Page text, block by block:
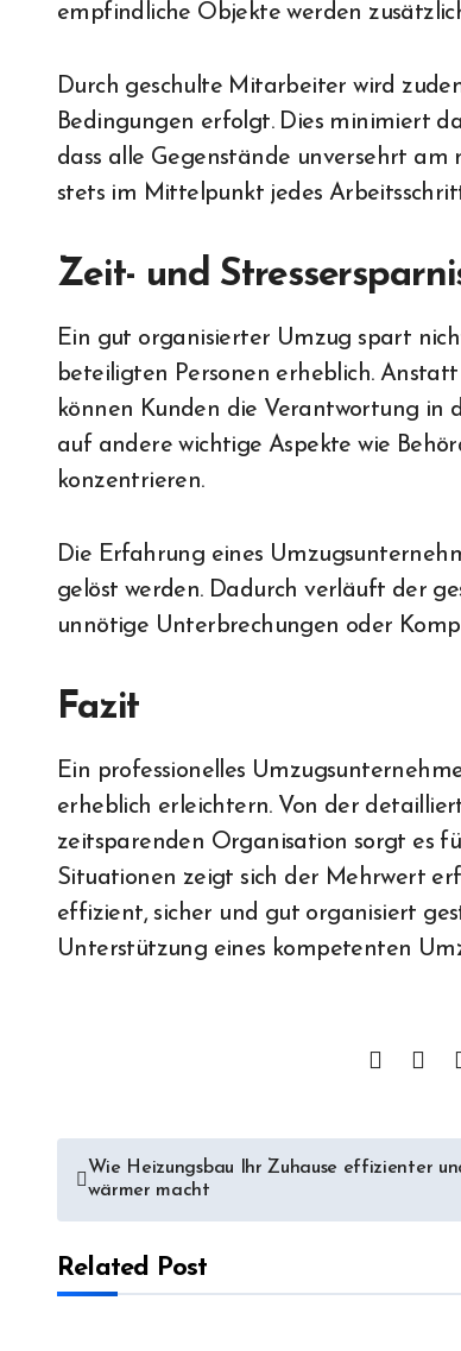
empfindliche Objekte werden
Durch geschulte Mitarbeiter wird
Bedingungen erfolgt. Dies minimiert
dass alle Gegenstände unversehrt
stets im Mittelpunkt jedes
Zeit- und
Ein gut organisierter Umzug spart
beteiligten Personen erheblich.
können Kunden die Verantwortung in
auf andere wichtige Aspekte wie
konzentrieren.
Die Erfahrung eines
gelöst werden. Dadurch verläuft der
unnötige Unterbrechungen oder
Fazit
Ein professionelles
erheblich erleichtern. Von der
zeitsparenden Organisation sorgt es
Situationen zeigt sich der Mehrwert
effizient, sicher und gut organisiert
Unterstützung eines kompetenten
Post
navigation
Wie Heizungsbau Ihr Zuhause effizienter
wärmer macht
Related Post